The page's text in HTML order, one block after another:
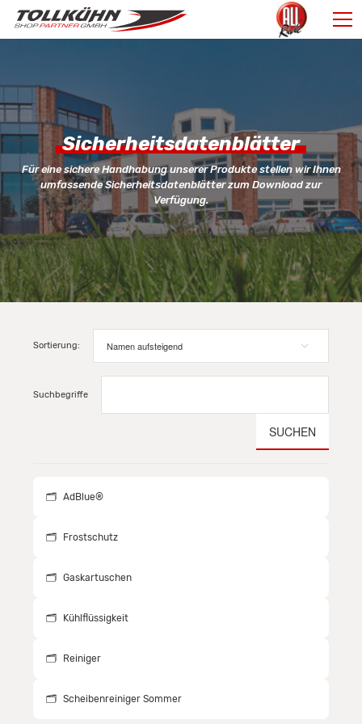
Sicherheitsdatenblätter
Für eine sichere Handhabung unserer Produkte stellen wir Ihnen
umfassende Sicherheitsdatenblätter zum Download zur
Verfügung.
Sortierung:
Suchbegriffe
SUCHEN
AdBlue®
Frostschutz
Gaskartuschen
Kühlflüssigkeit
Reiniger
Scheibenreiniger Sommer